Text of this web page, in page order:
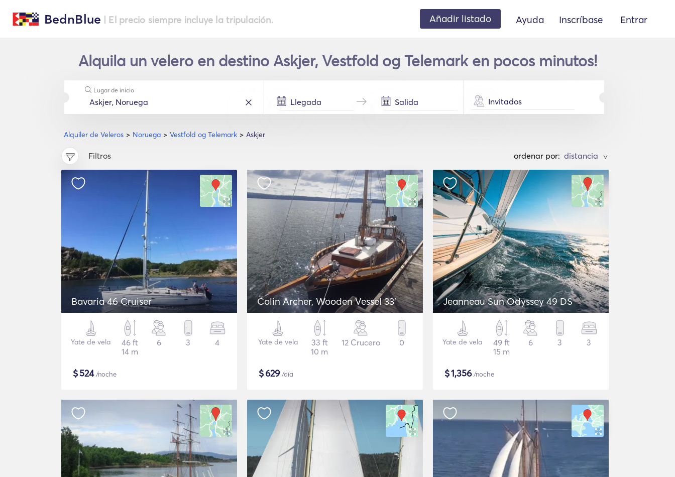
BednBlue | El precio siempre incluye la tripulación. Añadir listado Ayuda Inscríbase Entrar
Alquila un velero en destino Askjer, Vestfold og Telemark en pocos minutos!
Alquiler de Veleros Noruega Vestfold og Telemark Askjer
Lugar de inicio
Invitados
Filtros ordenar por: >
Bavaria 46 Cruiser
Yate de vela
46 ft
14 m
6 3 4
$524/noche
Colin Archer, Wooden Vessel 33'
Yate de vela
33 ft
10 m
12 Crucero 0
$629/día
Jeanneau Sun Odyssey 49 DS
Yate de vela
49 ft
15 m
6 3 3
$1,356/noche